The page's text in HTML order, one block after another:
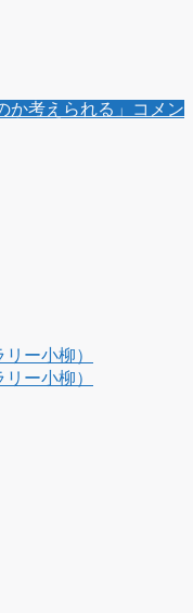
か考えられる」コメン
ー小柳）
ー小柳）